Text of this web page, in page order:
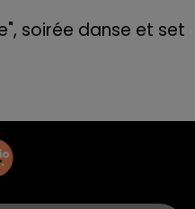
soirée danse et set